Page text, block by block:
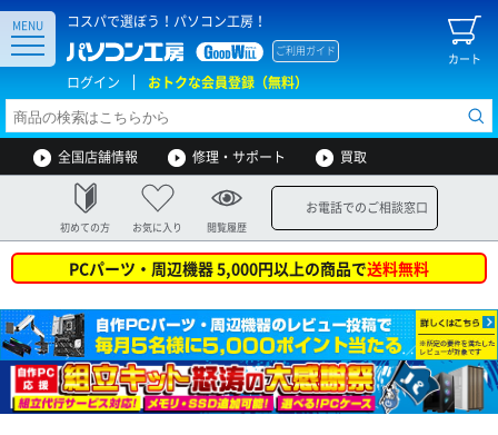
コスパで選ぼう！パソコン工房！
カート
ご利用ガイド
ログイン おトクな会員登録（無料）
MENU
全国店舗情報 修理・サポート 買取
初めての方 お気に入り 閲覧履歴
お電話でのご相談窓口
PCパーツ・周辺機器 5,000円以上の商品で送料無料